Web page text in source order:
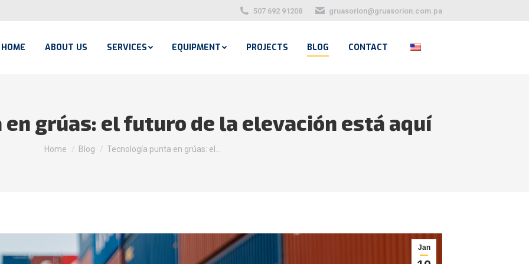
507 692 91208 gruasorion@gruasorion.com.pa
HOME ABOUT US SERVICES EQUIPMENT PROJECTS BLOG CONTACT
grúas: el futuro de la elevación está aquí
You are here:
Home Blog Tecnología punta en grúas: el…
Jan